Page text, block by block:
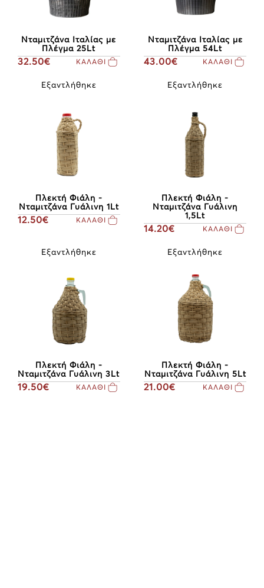
Νταμιτζάνα Ιταλίας με
Πλέγμα 25Lt
32.50€ ΚΑΛΑΘΙ
Νταμιτζάνα Ιταλίας με
Πλέγμα 54Lt
43.00€ ΚΑΛΑΘΙ
Εξαντλήθηκε
Πλεκτή Φιάλη -
Νταμιτζάνα Γυάλινη 1Lt
12.50€ ΚΑΛΑΘΙ
Εξαντλήθηκε
Πλεκτή Φιάλη -
Νταμιτζάνα Γυάλινη
1,5Lt
14.20€ ΚΑΛΑΘΙ
Εξαντλήθηκε
Πλεκτή Φιάλη -
Νταμιτζάνα Γυάλινη 3Lt
19.50€ ΚΑΛΑΘΙ
Εξαντλήθηκε
Πλεκτή Φιάλη -
Νταμιτζάνα Γυάλινη 5Lt
21.00€ ΚΑΛΑΘΙ